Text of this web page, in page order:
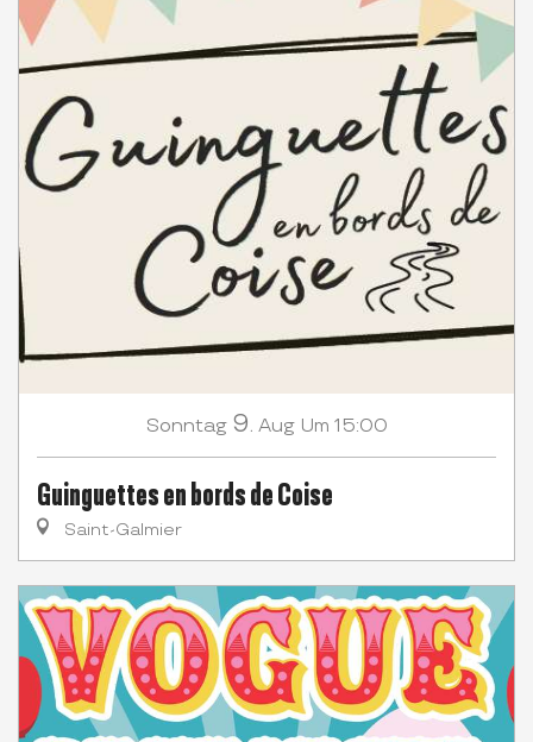
Sonntag 9. Aug Um 15:00
Guinguettes en bords de Coise
Saint-Galmier